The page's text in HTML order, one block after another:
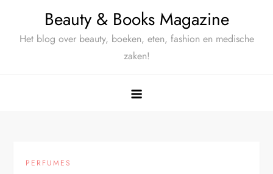
Beauty & Books Magazine
Het blog over beauty, boeken, eten, fashion en medische
zaken!
PERFUMES